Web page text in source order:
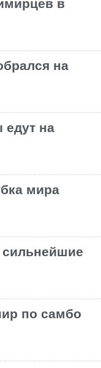
в
на
едут на
мира
по самбо